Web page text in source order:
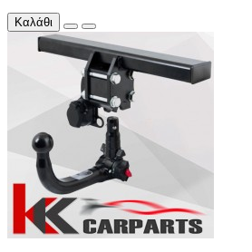
Καλάθι